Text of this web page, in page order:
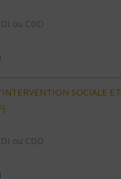
ou CDD
SOCIALE ET
ou CDD